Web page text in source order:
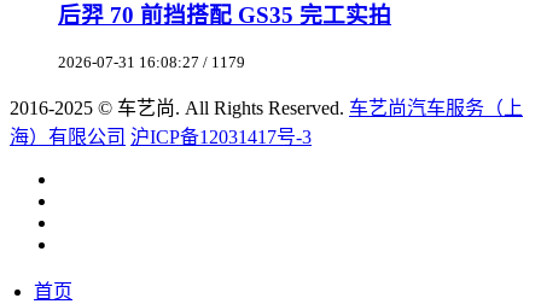
后羿 70 前挡搭配 GS35 完工实拍
2026-07-31 16:08:27 / 1179
2016-2025 © 车艺尚. All Rights Reserved. 车艺尚汽车服务（上
海）有限公司 沪ICP备12031417号-3
首页